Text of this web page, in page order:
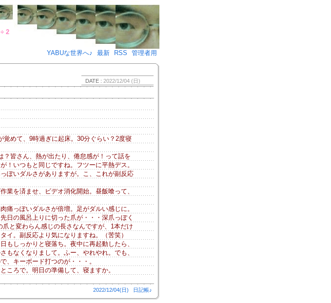
な戯言･･･♪)÷2
YABUな世界へ♪
最新 RSS 管理者用
DATE : 2022/12/04 (日)
めて、9時過ぎに起床。30分ぐらい？2度寝
皆さん、熱が出たり、倦怠感が！って話を
！いつもと同じですね。フツーに平熱デス。
ぽいダルさがありますが。こ、これが副反応
業を済ませ、ビデオ消化開始。昼飯喰って、
痛っぽいダルさが倍増。足がダルい感じに。
日の風呂上りに切った爪が・・・深爪っぽく
と変わらん感じの長さなんですが、1本だけ
イ。副反応より気になりますね。（苦笑）
もしっかりと寝落ち。夜中に再起動したら、
もなくなりまして。ふー、やれやれ。でも、
、キーボード打つのが・・・。
ころで。明日の準備して、寝ますか。
2022/12/04(日) 日記帳♪